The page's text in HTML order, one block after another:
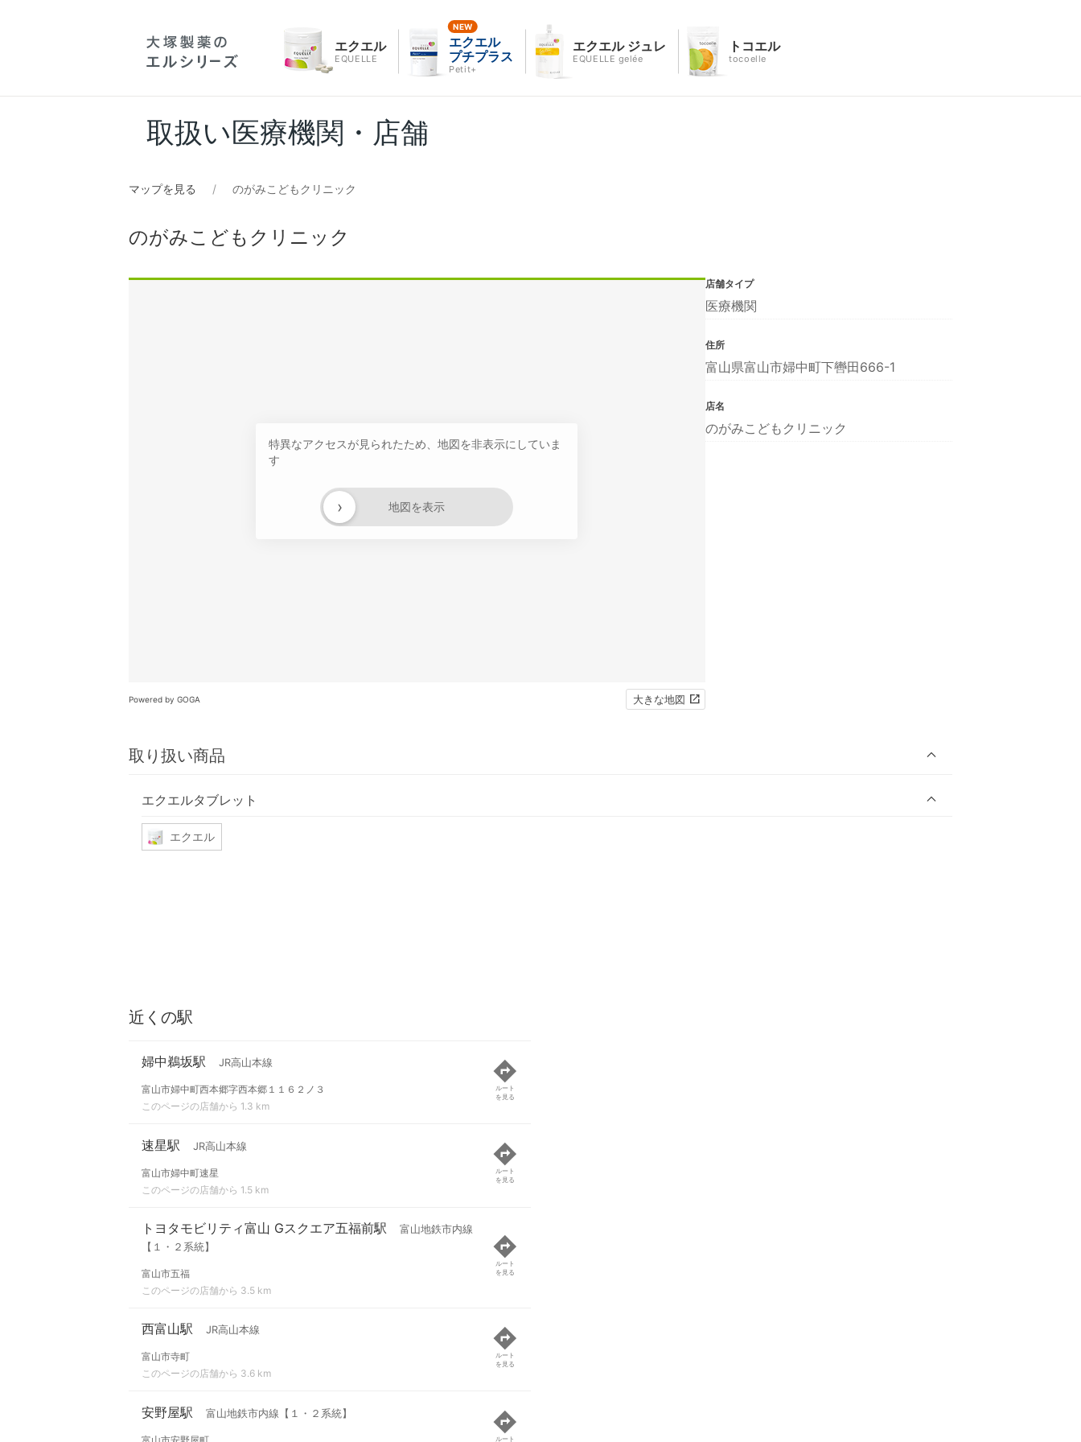
エクエル
EQUELLE
エクエル
プチプラス
Petit+
エクエル ジュレ
EQUELLE gelée
トコエル
tocoelle
取扱い医療機関・店舗
マップを見る のがみこどもクリニック
のがみこどもクリニック
特異なアクセスが見られたため、地図を非表示にしていま
す
地図を表示
›
Powered by GOGA 大きな地図
取り扱い商品
エクエルタブレット
エクエル
店舗タイプ
医療機関
住所
富山県富山市婦中町下轡田666-1
店名
のがみこどもクリニック
近くの駅
婦中鵜坂駅 JR高山本線
富山市婦中町西本郷字西本郷１１６２ノ３
このページの店舗から 1.3 km
ルート
を見る
速星駅 JR高山本線
富山市婦中町速星
このページの店舗から 1.5 km
ルート
を見る
トヨタモビリティ富山 Gスクエア五福前駅
富山地鉄市内線
【１・２系統】
富山市五福
このページの店舗から 3.5 km
ルート
を見る
西富山駅 JR高山本線
富山市寺町
このページの店舗から 3.6 km
ルート
を見る
安野屋駅 富山地鉄市内線【１・２系統】
ルート